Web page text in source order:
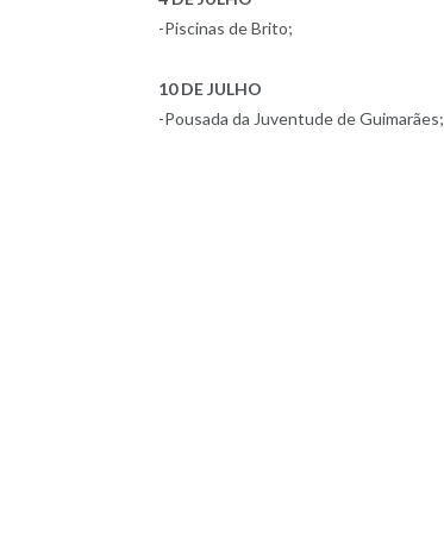
-Piscinas de Brito;
10 DE JULHO
-Pousada da Juventude de Guimarães;